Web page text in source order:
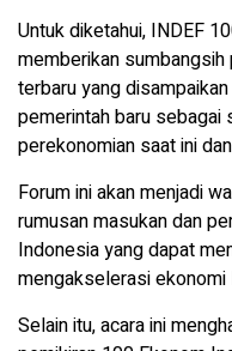
Untuk diketahui, INDEF
memberikan sumbangsih
terbaru yang
pemerintah baru
perekonomian saat ini
Forum ini akan menjadi
rumusan masukan dan
Indonesia yang dapat
mengakselerasi ekonomi
Selain itu, acara ini